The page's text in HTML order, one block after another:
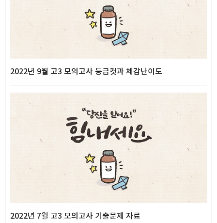
2022년 9월 고3 모의고사 등급컷과 체감난이도
2022년 7월 고3 모의고사 기출문제 자료